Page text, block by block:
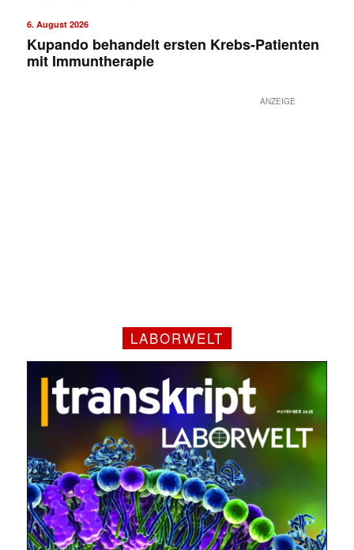
6. August 2026
Kupando behandelt ersten Krebs-Patienten
mit Immuntherapie
ANZEIGE
LABORWELT